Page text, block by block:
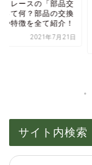
トレースの「部品交
って何？部品の交換
や特徴を全て紹介！
2021年7月21日
サイト内検索